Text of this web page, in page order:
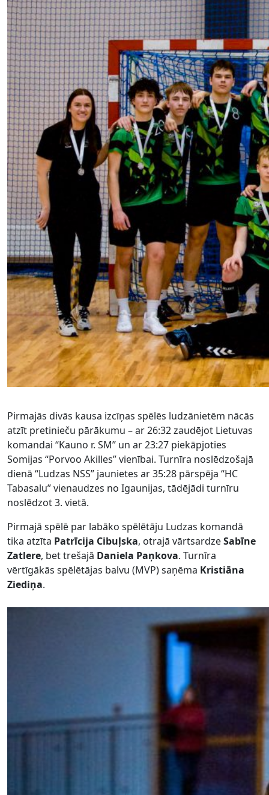
Pirmajās divās kausa izcīņas spēlēs ludzānietēm nācās
atzīt pretinieču pārākumu – ar 26:32 zaudējot Lietuvas
komandai “Kauno r. SM” un ar 23:27 piekāpjoties
Somijas “Porvoo Akilles” vienībai. Turnīra noslēdzošajā
dienā “Ludzas NSS” jaunietes ar 35:28 pārspēja “HC
Tabasalu” vienaudzes no Igaunijas, tādējādi turnīru
noslēdzot 3. vietā.
Pirmajā spēlē par labāko spēlētāju Ludzas komandā
tika atzīta Patrīcija Cibuļska, otrajā vārtsardzeSabīne
Zatlere, bet trešajā Daniela Paņkova. Turnīra
vērtīgākās spēlētājas balvu (MVP) saņēma Kristiāna
Ziediņa.